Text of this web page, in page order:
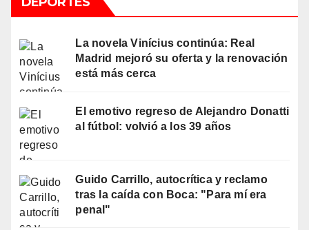
La novela Vinícius continúa: Real
Madrid mejoró su oferta y la renovación
está más cerca
El emotivo regreso de Alejandro Donatti
al fútbol: volvió a los 39 años
Guido Carrillo, autocrítica y reclamo
tras la caída con Boca: "Para mí era
penal"